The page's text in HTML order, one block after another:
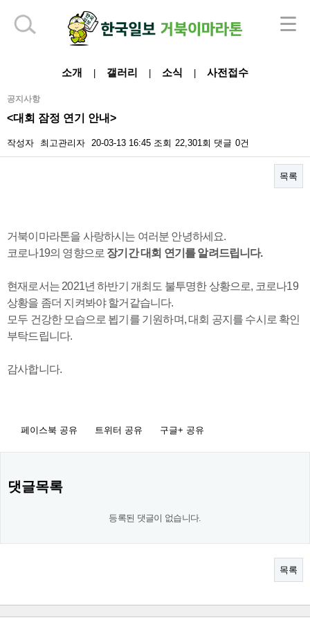
소개 갤러리 소식 사전접수
공지사항
<대회 잠정 연기 안내>
작성자 최고관리자 20-03-13 16:45 조회 22,301회 댓글 0건
목록
거북이마라톤을 사랑하시는 여러분 안녕하세요.
코로나19의 영향으로 장기간 대회 연기를알려드립니다.
현재로서는 2021년 하반기 개최도 불투명한 상황으로, 코로나19
상황을 좀더 지켜봐야 할거같습니다.
모두 건강한 모습으로 뵙기를 기원하며, 대회 공지를 수시로 확인
부탁드립니다.
감사합니다.
페이스북 공유 트위터 공유 구글+ 공유
댓글목록
등록된 댓글이 없습니다.
목록
하단 영역